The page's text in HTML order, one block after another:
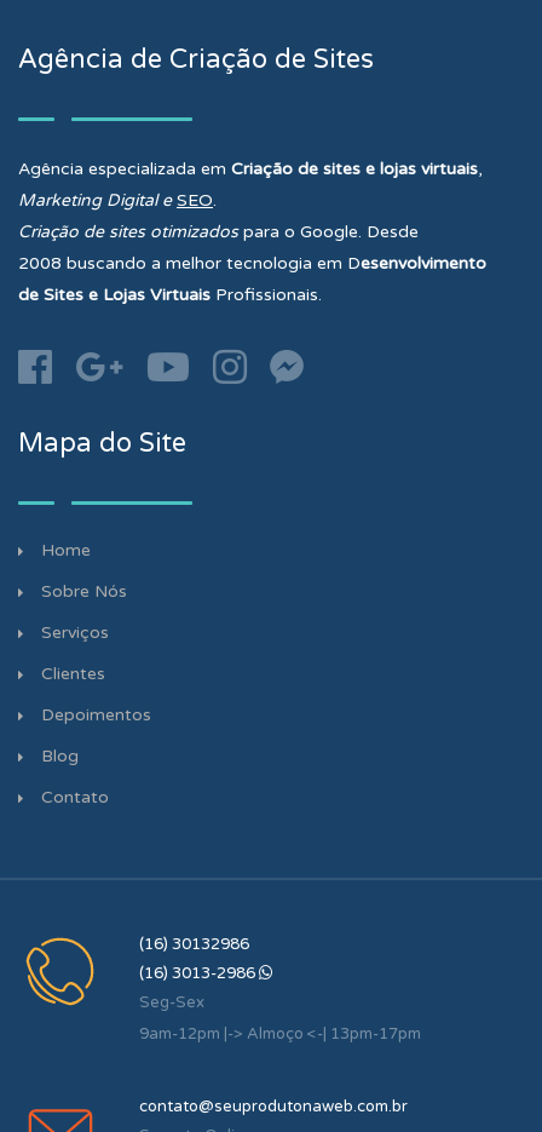
Agência de Criação de Sites
Agência especializada em Criação de sites e lojas virtuais,
Marketing Digital e SEO.
Criação de sites otimizadospara o Google. Desde
2008 buscando a melhor tecnologia em Desenvolvimento
de Sites e Lojas Virtuais Profissionais.
Mapa do Site
Home
Sobre Nós
Serviços
Clientes
Depoimentos
Blog
Contato
(16) 30132986
(16) 3013-2986
Seg-Sex
9am-12pm |-> Almoço <-| 13pm-17pm
contato@seuprodutonaweb.com.br